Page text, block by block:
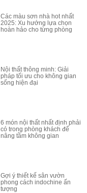
Các màu sơn nhà hot nhất
2025: Xu hướng lựa chọn
hoàn hảo cho từng phòng
Nội thất thông minh: Giải
pháp tối ưu cho không gian
sống hiện đại
6 món nội thất nhất định phải
có trong phòng khách để
nâng tầm không gian
Gợi ý thiết kế sân vườn
phong cách indochine ấn
tượng